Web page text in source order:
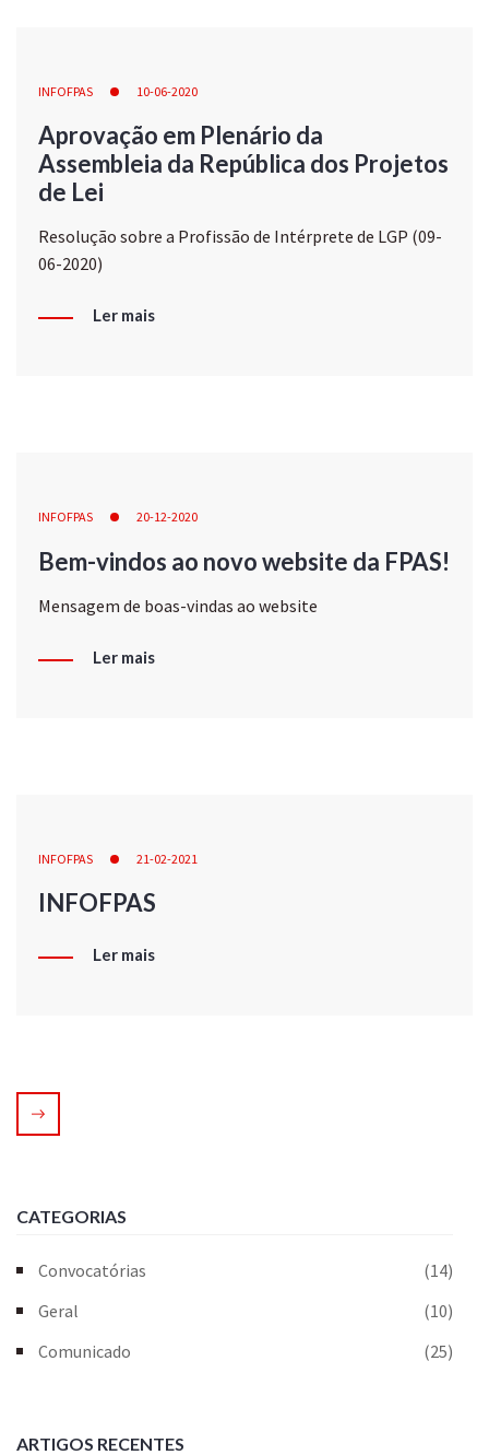
INFOFPAS 10-06-2020
Aprovação em Plenário da
Assembleia da República dos Projetos
de Lei
Resolução sobre a Profissão de Intérprete de LGP (09-
06-2020)
Ler mais
INFOFPAS 20-12-2020
Bem-vindos ao novo website da FPAS!
Mensagem de boas-vindas ao website
Ler mais
INFOFPAS 21-02-2021
INFOFPAS
Ler mais
CATEGORIAS
Convocatórias
(14)
Geral
(10)
Comunicado
(25)
ARTIGOS RECENTES